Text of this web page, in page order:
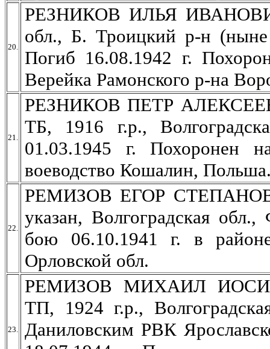
20.
РЕЗНИКОВ ИЛЬЯ
обл., Б. Троицкий р-н (ныне
Погиб 16.08.1942 г.
Верейка Рамонского р-на
21.
РЕЗНИКОВ ПЕТР
ТБ, 1916 г.р.,
01.03.1945 г. Похоронен
воеводство Кошалин,
22.
РЕМИЗОВ ЕГОР
указан, Волгоградская
бою 06.10.1941 г. в
Орловской обл.
23.
РЕМИЗОВ МИХАИЛ
ТП, 1924 г.р.,
Даниловским РВК